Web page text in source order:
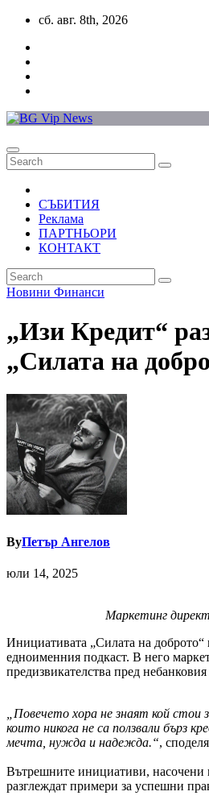
Skip
content
сб. авг. 8th, 2026
СЪБИТИЯ
Реклама
ПАРТНЬОРИ
КОНТАКТ
Новини Финанси
„Изи Кредит“
„Силата на
ByПетър Ангелов
юли 14, 2025
Маркетинг
Инициативата „Силата на
едноименния подкаст. В него
предизвикателства пред
„Повечето хора не знаят кой стои
които никога не са ползвали бърз
мечта, нужда и надежда.“,
Вътрешните инициативи, насочени
разглеждат примери за успешни